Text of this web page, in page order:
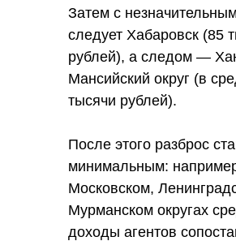
Затем с
следует Хабаровск (85
рублей), а следом —
Мансийский округ (в
тысячи рублей).
После этого разброс
минимальным:
Московском,
Мурманском округах
доходы агентов